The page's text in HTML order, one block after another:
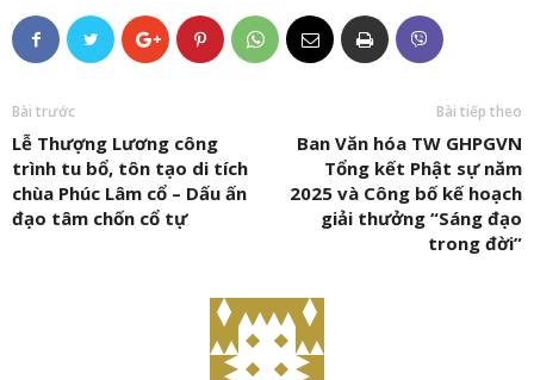
Bài trước
Lễ Thượng Lương công
trình tu bổ, tôn tạo di tích
chùa Phúc Lâm cổ – Dấu ấn
đạo tâm chốn cổ tự
Bài tiếp theo
Ban Văn hóa TW GHPGVN
Tổng kết Phật sự năm
2025 và Công bố kế hoạch
giải thưởng “Sáng đạo
trong đời”